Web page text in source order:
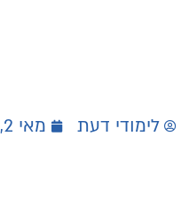
לימודי דעת מאי 2, 2024